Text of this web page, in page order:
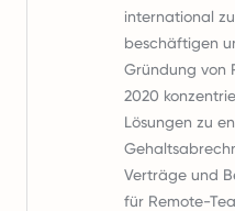
international
beschäftigen
Gründung von
2020
Lösungen zu
Verträge und
für Remote-